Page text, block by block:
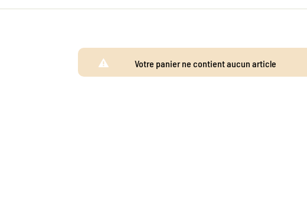
Votre panier ne contient aucun article